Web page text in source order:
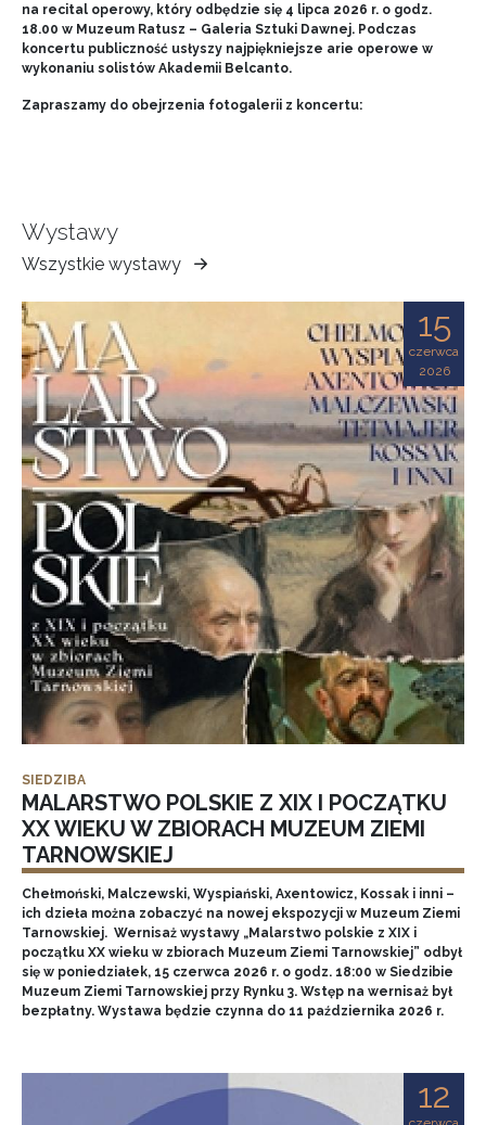
na recital operowy, który odbędzie się 4 lipca 2026 r. o godz.
18.00 w Muzeum Ratusz – Galeria Sztuki Dawnej. Podczas
koncertu publiczność usłyszy najpiękniejsze arie operowe w
wykonaniu solistów Akademii Belcanto.
Zapraszamy do obejrzenia fotogalerii z koncertu:
Wystawy
Wszystkie wystawy
Muzeum
Ziemi
Tarnowskiej
15
czerwca
2026
SIEDZIBA
MALARSTWO POLSKIE Z XIX I POCZĄTKU
XX WIEKU W ZBIORACH MUZEUM ZIEMI
TARNOWSKIEJ
Chełmoński, Malczewski, Wyspiański, Axentowicz, Kossak i inni –
ich dzieła można zobaczyć na nowej ekspozycji w Muzeum Ziemi
Tarnowskiej. Wernisaż wystawy „Malarstwo polskie z XIX i
początku XX wieku w zbiorach Muzeum Ziemi Tarnowskiej” odbył
się w poniedziałek, 15 czerwca 2026 r. o godz. 18:00 w Siedzibie
Muzeum Ziemi Tarnowskiej przy Rynku 3. Wstęp na wernisaż był
bezpłatny. Wystawa będzie czynna do 11 października 2026 r.
12